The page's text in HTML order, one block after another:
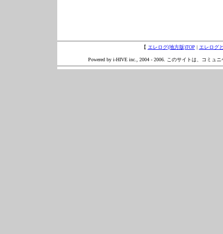
【 エレログ(地方版)TOP | エレログ
Powered by i-HIVE inc., 2004 - 2006. このサイトは、コミュ